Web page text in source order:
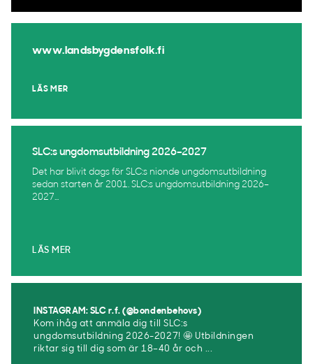
www.landsbygdensfolk.fi
LÄS MER
SLC:s ungdomsutbildning 2026–2027
Det har blivit dags för SLC:s nionde ungdomsutbildning
sedan starten år 2001. SLC:s ungdomsutbildning 2026–
2027...
LÄS MER
INSTAGRAM: SLC r.f. (@bondenbehovs)
Kom ihåg att anmäla dig till SLC:s
ungdomsutbildning 2026-2027! 🤩 Utbildningen
riktar sig till dig som är 18–40 år och ...